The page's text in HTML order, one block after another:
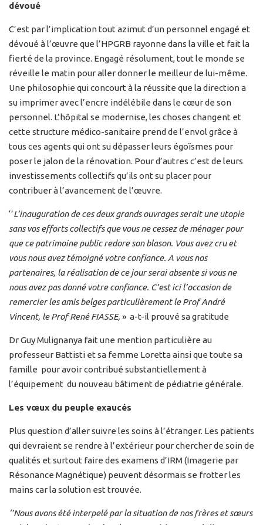
dévoué
C’est par l’implication tout azimut d’un personnel engagé et
dévoué à l’œuvre que l’HPGRB rayonne dans la ville et fait la
fierté de la province. Engagé résolument, tout le monde se
réveille le matin pour aller donner le meilleur de lui-même.
Une philosophie qui concourt à la réussite que la direction a
su imprimer avec l’encre indélébile dans le cœur de son
personnel. L’hôpital se modernise, les choses changent et
cette structure médico-sanitaire prend de l’envol grâce à
tous ces agents qui ont su dépasser leurs égoïsmes pour
poser le jalon de la rénovation. Pour d’autres c’est de leurs
investissements collectifs qu’ils ont su placer pour
contribuer à l’avancement de l’œuvre.
‘’L’inauguration de ces deux grands ouvrages serait une utopie
sans vos efforts collectifs que vous ne cessez de ménager pour
que ce patrimoine public redore son blason. Vous avez cru et
vous nous avez témoigné votre confiance. A vous nos
partenaires, la réalisation de ce jour serai absente si vous ne
nous avez pas donné votre confiance. C’est ici l’occasion de
remercier les amis belges particulièrement le Prof André
Vincent, le Prof René FIASSE, » a-t-il prouvé sa gratitude
Dr Guy Mulignanya fait une mention particulière au
professeur Battisti et sa femme Loretta ainsi que toute sa
famille pour avoir contribué substantiellement à
l’équipement du nouveau bâtiment de pédiatrie générale.
Les vœux du peuple exaucés
Plus question d’aller suivre les soins à l’étranger. Les patients
qui devraient se rendre à l’extérieur pour chercher de soin de
qualités et surtout faire des examens d’IRM (Imagerie par
Résonance Magnétique) peuvent désormais se frotter les
mains car la solution est trouvée.
‘’Nous avons été interpelé par la situation de nos frères et sœurs